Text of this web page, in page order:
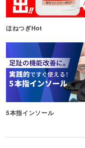
ほねつぎHot
5本指インソール